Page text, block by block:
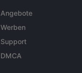
Angebote
Werben
Support
DMCA